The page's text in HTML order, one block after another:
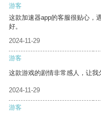
游客
这款加速器app的客服很贴心，
好。
2024-11-29
游客
这款游戏的剧情非常感人，让我
2024-11-29
游客